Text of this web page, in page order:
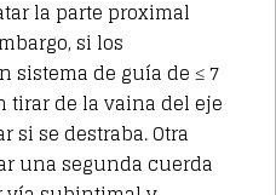
la parte proximal
si los
sistema de guía de ≤ 7
tirar de la vaina del eje
si se destraba. Otra
una segunda cuerda